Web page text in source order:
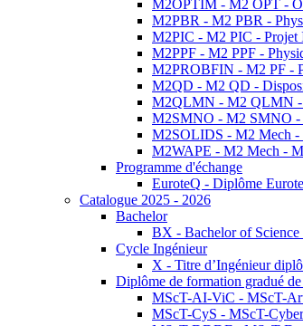
M2OPTIM - M2 OPT -
M2PBR - M2 PBR -
M2PIC - M2 PIC - Projet
M2PPF - M2 PPF -
M2PROBFIN - M2 PF -
M2QD - M2 QD -
M2QLMN - M2 QLMN -
M2SMNO - M2 SMNO -
M2SOLIDS - M2 Mech -
M2WAPE - M2 Mech -
Programme d'échange
EuroteQ - Diplôme
Catalogue 2025 - 2026
Bachelor
BX - Bachelor of
Cycle Ingénieur
X - Titre d’Ingénieur
Diplôme de formation gradué
MScT-AI-ViC - MScT-
MScT-CyS - MScT-